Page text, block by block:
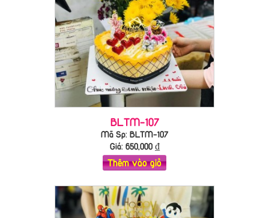
BLTM-107
Mã Sp: BLTM-107
Giá: 650,000₫
Thêm vào giỏ